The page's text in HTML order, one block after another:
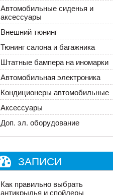
Автомобильные сиденья и
аксессуары
Внешний тюнинг
Тюнинг салона и багажника
Штатные бампера на иномарки
Автомобильная электроника
Кондиционеры автомобильные
Аксессуары
Доп. эл. оборудование
ЗАПИСИ
Как правильно выбрать
антикрылья и спойлеры